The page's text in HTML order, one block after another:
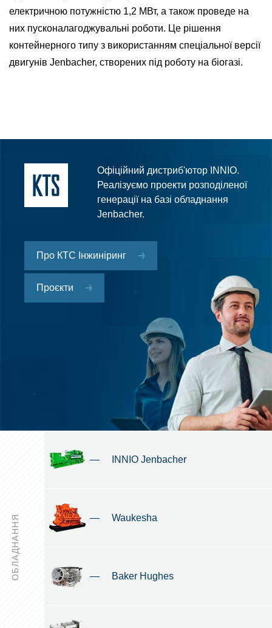
електричною потужністю 1,2 МВт, а також проведе на
них пусконалагоджувальні роботи. Це рішення
контейнерного типу з використанням спеціальної версії
двигунів Jenbacher, створених під роботу на біогазі.
Офіційний дистриб'ютор INNIO.
Реалізуємо проекти розподіленої
генерації на базі обладнання
Jenbacher.
Про КТС Інжиніринг
Проєкти
ОБЛАДНАННЯ
— INNIO Jenbacher
— Waukesha
— Baker Hughes